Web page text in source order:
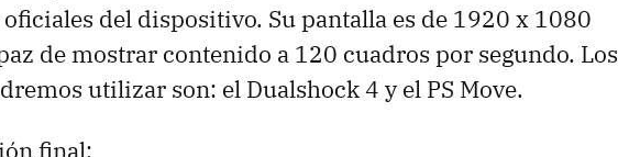
del dispositivo. Su pantalla es de 1920 x 1080
de mostrar contenido a 120 cuadros por segundo. Los
utilizar son: el Dualshock 4 y el PS Move.
final: